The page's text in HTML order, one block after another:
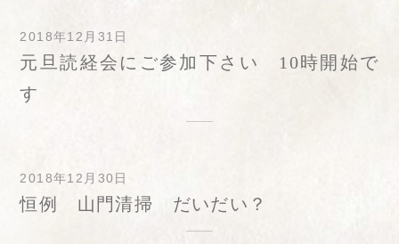
2018年12月31日
元旦読経会にご参加下さい 10時開始で
す
2018年12月30日
恒例 山門清掃 だいだい？